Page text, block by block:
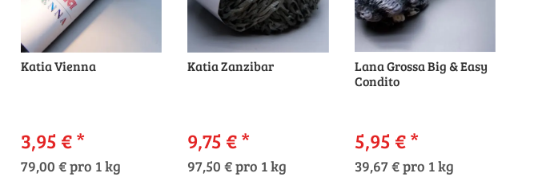
Katia Vienna
3,95 €*
79,00 € pro 1 kg
Katia Zanzibar
9,75 €*
97,50 € pro 1 kg
Lana Grossa Big & Easy
Condito
5,95 €*
39,67 € pro 1 kg